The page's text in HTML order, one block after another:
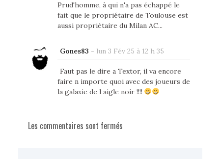
Prud'homme, à qui n'a pas échappé le
fait que le propriétaire de Toulouse est
aussi propriétaire du Milan AC...
Gones83 - lun 3 Fév 25 à 12 h 35
Faut pas le dire a Textor, il va encore
faire n importe quoi avec des joueurs de
la galaxie de l aigle noir !!!!
Les commentaires sont fermés